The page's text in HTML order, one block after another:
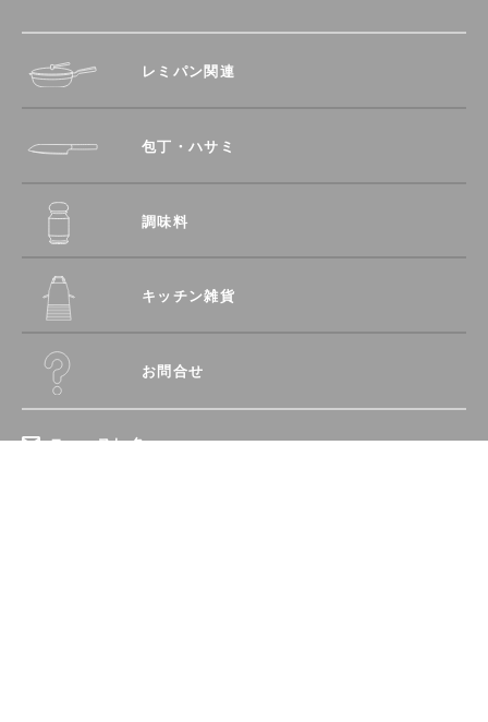
レミパン関連
包丁・ハサミ
調味料
キッチン雑貨
お問合せ
ニュースレター